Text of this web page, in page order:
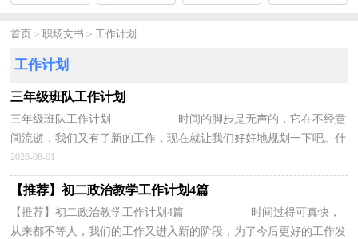
首页 > 职场文书 > 工作计划
工作计划
三年级班队工作计划
三年级班队工作计划 时间的脚步是无声的，它在不经意
间流逝，我们又有了新的工作，现在就让我们好好地规划一下吧。什
么样的工作计划才是好的工作计划呢？以下...
2026-08-01
【推荐】初二政治教学工作计划4篇
【推荐】初二政治教学工作计划4篇 时间过得可真快，
从来都不等人，我们的工作又进入新的阶段，为了今后更好的工作发